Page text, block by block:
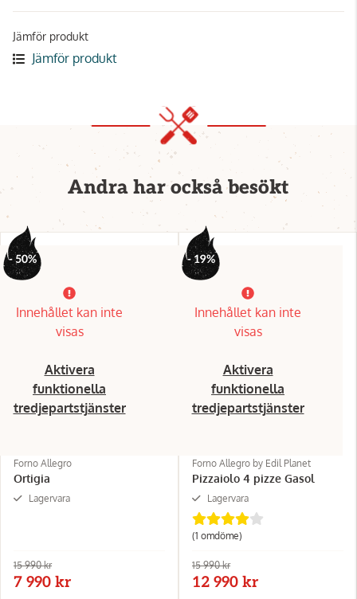
Jämför produkt
Jämför produkt
Andra har också besökt
- 50%
Innehållet kan inte
visas
Aktivera
funktionella
tredjepartstjänster
Forno Allegro
Ortigia
Lagervara
15 990 kr
7 990 kr
- 19%
Innehållet kan inte
visas
Aktivera
funktionella
tredjepartstjänster
Forno Allegro by Edil Planet
Pizzaiolo 4 pizze Gasol
Lagervara
(1 omdöme)
15 990 kr
12 990 kr